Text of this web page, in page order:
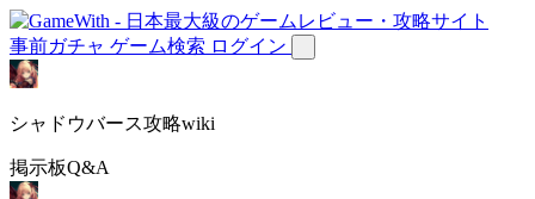
事前ガチャ ゲーム検索 ログイン
シャドウバース攻略wiki
掲示板Q&A